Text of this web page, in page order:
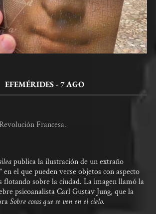
EFEMÉRIDES - 7 AGO
Francesa.
publica la ilustración de un extraño
en el que pueden verse objetos con aspecto
flotando sobre la ciudad. La imagen llamó la
psicoanalista Carl Gustav Jung, que la
Sobre cosas que se ven en el cielo.